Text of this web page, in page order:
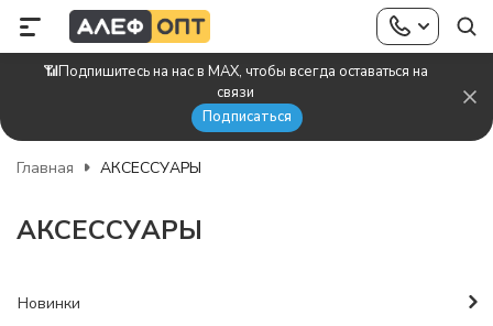
📶Подпишитесь на нас в MAX, чтобы всегда оставаться на
связи
Подписаться
Главная АКСЕССУАРЫ
АКСЕССУАРЫ
Новинки